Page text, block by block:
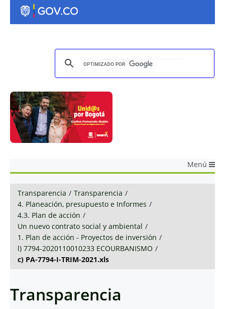
Menú
Transparencia / Transparencia /
4. Planeación, presupuesto e Informes /
4.3. Plan de acción /
Un nuevo contrato social y ambiental /
1. Plan de acción - Proyectos de inversión /
l) 7794-2020110010233 ECOURBANISMO /
c) PA-7794-I-TRIM-2021.xls
Transparencia